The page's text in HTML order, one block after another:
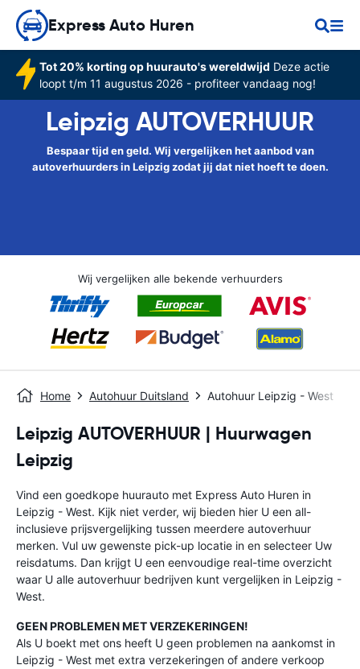
Express Auto Huren
Tot 20% korting op huurauto's wereldwijd Deze actie
loopt t/m 11 augustus 2026 - profiteer vandaag nog!
Leipzig AUTOVERHUUR
Bespaar tijd en geld. Wij vergelijken het aanbod van
autoverhuurders in Leipzig zodat jij dat niet hoeft te doen.
Wij vergelijken alle bekende verhuurders
Home Autohuur Duitsland Autohuur Leipzig - West
Leipzig AUTOVERHUUR | Huurwagen
Leipzig
Vind een goedkope huurauto met Express Auto Huren in
Leipzig - West. Kijk niet verder, wij bieden hier U een all-
inclusieve prijsvergelijking tussen meerdere autoverhuur
merken. Vul uw gewenste pick-up locatie in en selecteer Uw
reisdatums. Dan krijgt U een eenvoudige real-time overzicht
waar U alle autoverhuur bedrijven kunt vergelijken in Leipzig -
West.
GEEN PROBLEMEN MET VERZEKERINGEN!
Als U boekt met ons heeft U geen problemen na aankomst in
Leipzig - West met extra verzekeringen of andere verkoop